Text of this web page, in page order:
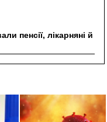
пенсії, лікарняні й